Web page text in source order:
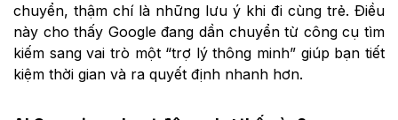
chuyển, thậm chí là những lưu ý khi đi cùng trẻ. Điều
này cho thấy Google đang dần chuyển từ công cụ tìm
kiếm sang vai trò một “trợ lý thông minh” giúp bạn tiết
kiệm thời gian và ra quyết định nhanh hơn.